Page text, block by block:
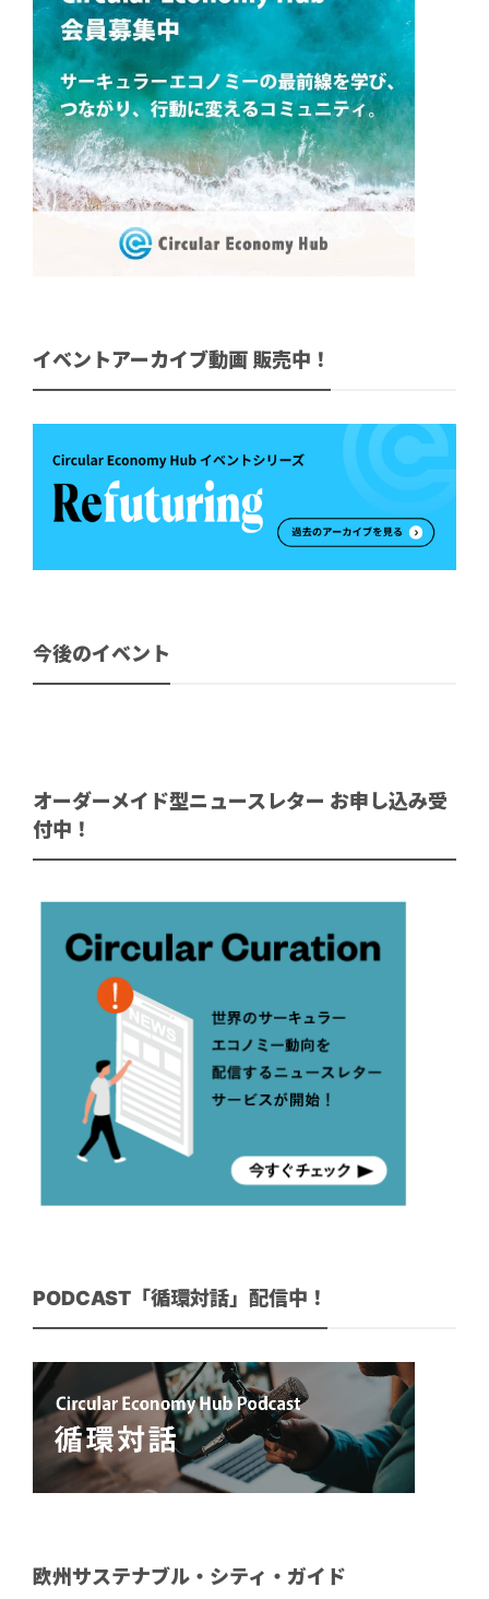
イベントアーカイブ動画 販売中！
今後のイベント
オーダーメイド型ニュースレター お申し込み受
付中！
PODCAST「循環対話」配信中！
欧州サステナブル・シティ・ガイド